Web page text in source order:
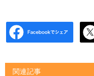
関連記事